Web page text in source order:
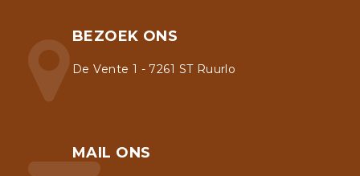
BEZOEK ONS
De Vente 1 - 7261 ST Ruurlo
MAIL ONS